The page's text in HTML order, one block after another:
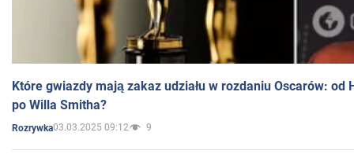
Które gwiazdy mają zakaz udziału w rozdaniu Oscarów: od
po Willa Smitha?
Rozrywka03.03.2025 09:12 9